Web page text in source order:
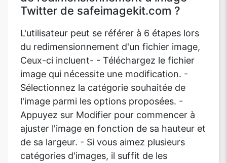
Twitter de safeimagekit.com ?
L'utilisateur peut se référer à 6 étapes lors
du redimensionnement d'un fichier image,
Ceux-ci incluent- - Téléchargez le fichier
image qui nécessite une modification. -
Sélectionnez la catégorie souhaitée de
l'image parmi les options proposées. -
Appuyez sur Modifier pour commencer à
ajuster l'image en fonction de sa hauteur et
de sa largeur. - Si vous aimez plusieurs
catégories d'images, il suffit de les